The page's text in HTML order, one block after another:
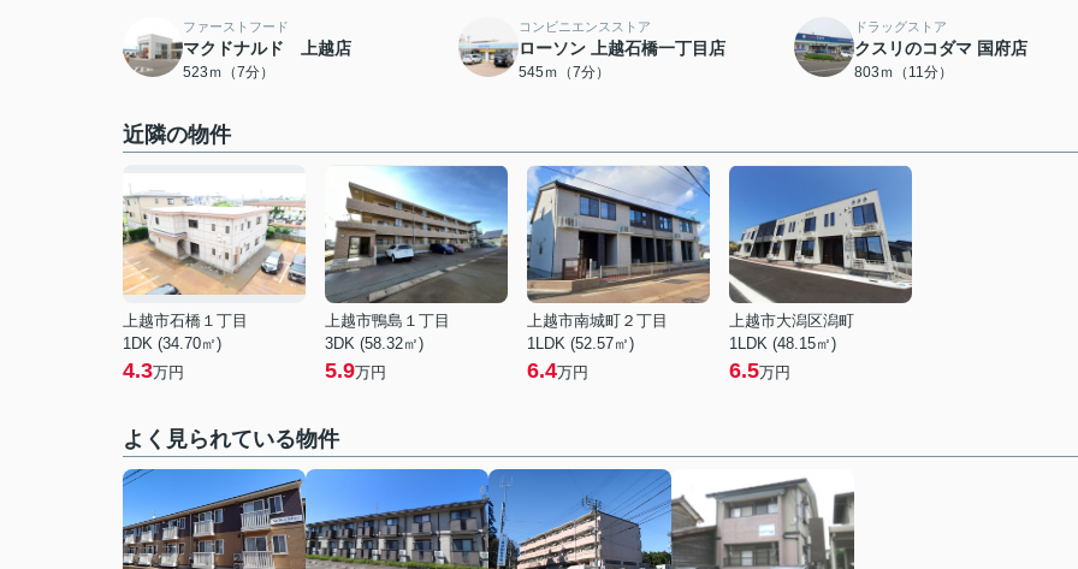
ファーストフード
マクドナルド 上越店
523ｍ（7分）
コンビニエンスストア
ローソン 上越石橋一丁目店
545ｍ（7分）
ドラッグストア
クスリのコダマ 国府店
803ｍ（11分）
近隣の物件
上越市石橋１丁目
1DK (34.70㎡)
4.3万円
上越市鴨島１丁目
3DK (58.32㎡)
5.9万円
上越市南城町２丁目
1LDK (52.57㎡)
6.4万円
上越市大潟区潟町
1LDK (48.15㎡)
6.5万円
よく見られている物件